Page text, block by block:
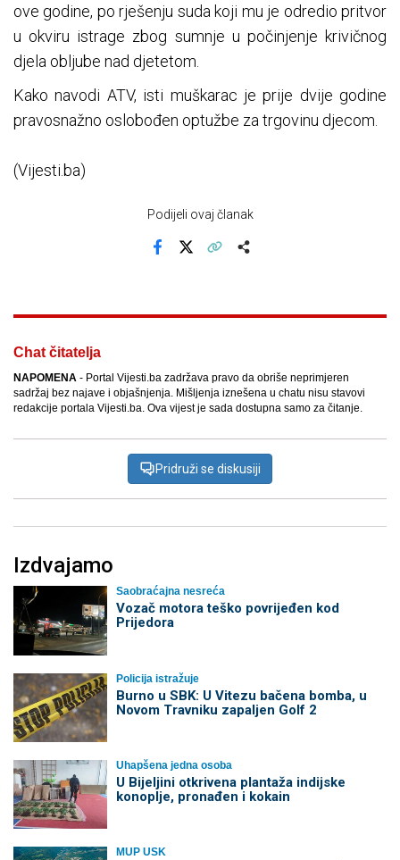
ove godine, po rješenju suda koji mu je odredio pritvor
u okviru istrage zbog sumnje u počinjenje krivičnog
djela obljube nad djetetom.
Kako navodi ATV, isti muškarac je prije dvije godine
pravosnažno oslobođen optužbe za trgovinu djecom.
(Vijesti.ba)
Podijeli ovaj članak
Chat čitatelja
NAPOMENA - Portal Vijesti.ba zadržava pravo da obriše neprimjeren
sadržaj bez najave i objašnjenja. Mišljenja iznešena u chatu nisu stavovi
redakcije portala Vijesti.ba. Ova vijest je sada dostupna samo za čitanje.
Pridruži se diskusiji
Izdvajamo
Saobraćajna nesreća
Vozač motora teško povrijeđen kod
Prijedora
Policija istražuje
Burno u SBK: U Vitezu bačena bomba, u
Novom Travniku zapaljen Golf 2
Uhapšena jedna osoba
​U Bijeljini otkrivena plantaža indijske
konoplje, pronađen i kokain
MUP USK